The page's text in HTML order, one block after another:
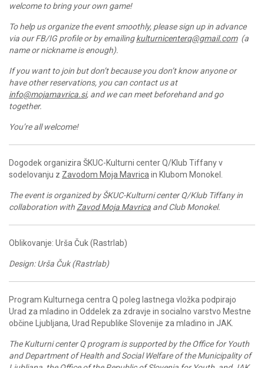
welcome to bring your own game!
To help us organize the event smoothly, please sign up in advance
via our FB/IG profile or by emailingkulturnicenterq@gmail.com(a
name or nickname is enough).
If you want to join but don’t because you don’t know anyone or
have other reservations, you can contact us at
info@mojamavrica.si, and we can meet beforehand and go
together.
You’re all welcome!
Dogodek organizira ŠKUC-Kulturni center Q/Klub Tiffany v
sodelovanju z Zavodom Moja Mavrica in Klubom Monokel.
The event is organized by ŠKUC-Kulturni center Q/Klub Tiffany in
collaboration with Zavod Moja Mavrica and Club Monokel.
Oblikovanje: Urša Čuk (Rastrlab)
Design: Urša Čuk (Rastrlab)
Program Kulturnega centra Q poleg lastnega vložka podpirajo
Urad za mladino in Oddelek za zdravje in socialno varstvo Mestne
občine Ljubljana, Urad Republike Slovenije za mladino in JAK.
The Kulturni center Q program is supported by the Office for Youth
and Department of Health and Social Welfare of the Municipality of